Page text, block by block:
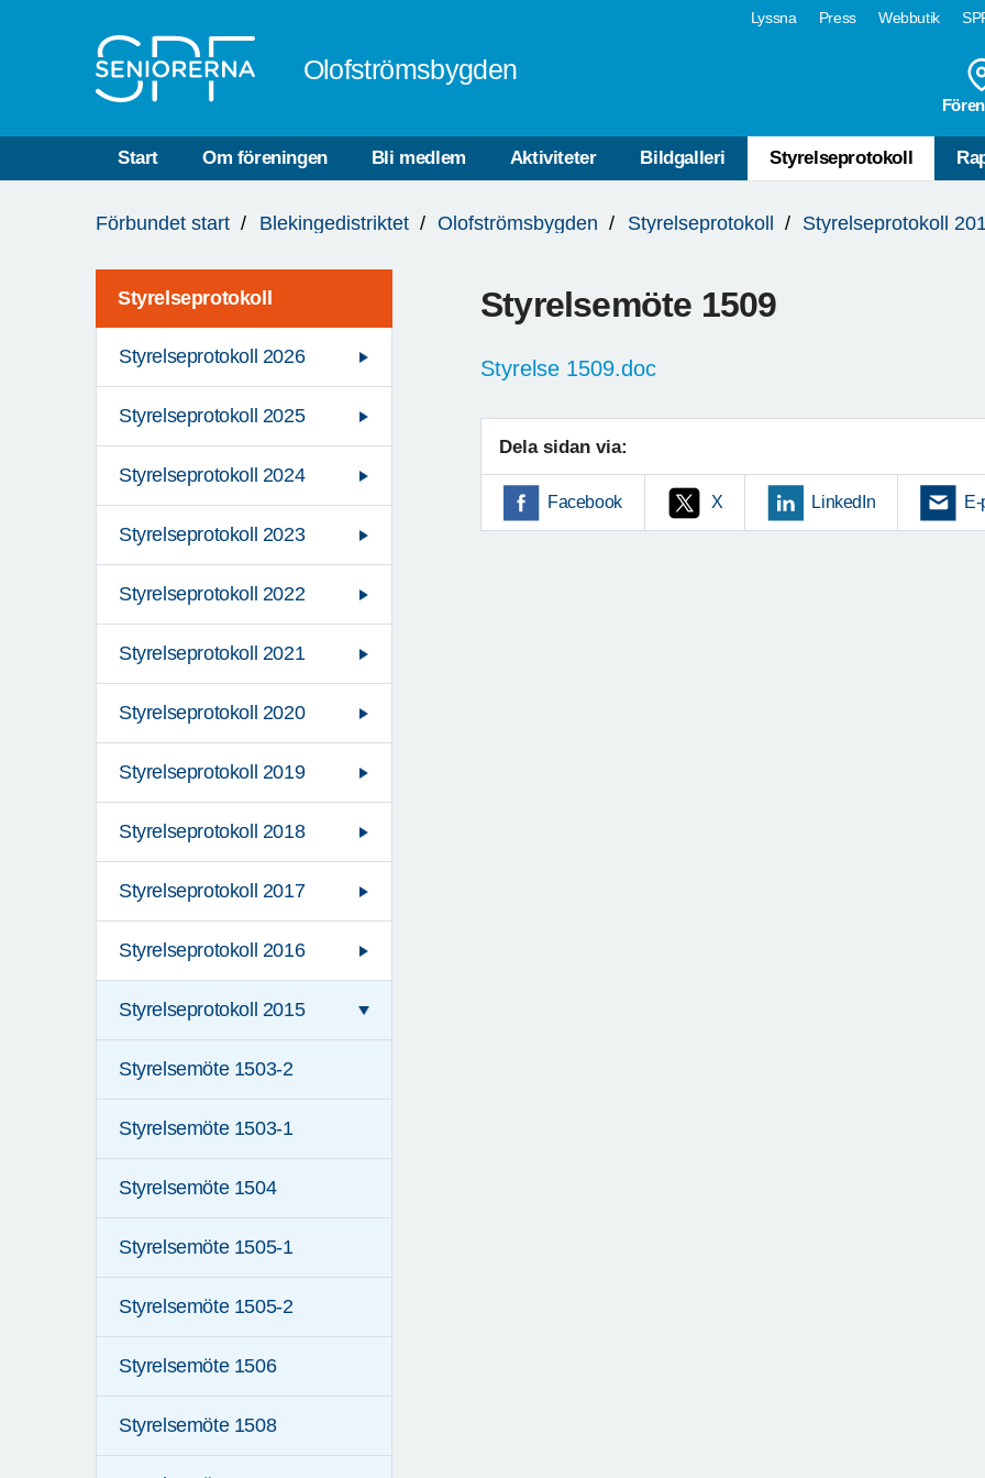
Lyssna Press Webbutik
Olofströmsbygden
Start Om föreningen Bli medlem Aktiviteter Bildgalleri Styrelseprotokoll
är
Förbundet start Blekingedistriktet Olofströmsbygden Styrelseprotokoll Styrelseprotokoll
Styrelseprotokoll
Styrelseprotokoll 2026
Styrelseprotokoll 2025
Styrelseprotokoll 2024
Styrelseprotokoll 2023
Styrelseprotokoll 2022
Styrelseprotokoll 2021
Styrelseprotokoll 2020
Styrelseprotokoll 2019
Styrelseprotokoll 2018
Styrelseprotokoll 2017
Styrelseprotokoll 2016
Styrelseprotokoll 2015
Styrelsemöte 1503-2
Styrelsemöte 1503-1
Styrelsemöte 1504
Styrelsemöte 1505-1
Styrelsemöte 1505-2
Styrelsemöte 1506
Styrelsemöte 1508
Styrelsemöte 1509
Styrelse 1509.doc
Dela sidan via:
Facebook X LinkedIn